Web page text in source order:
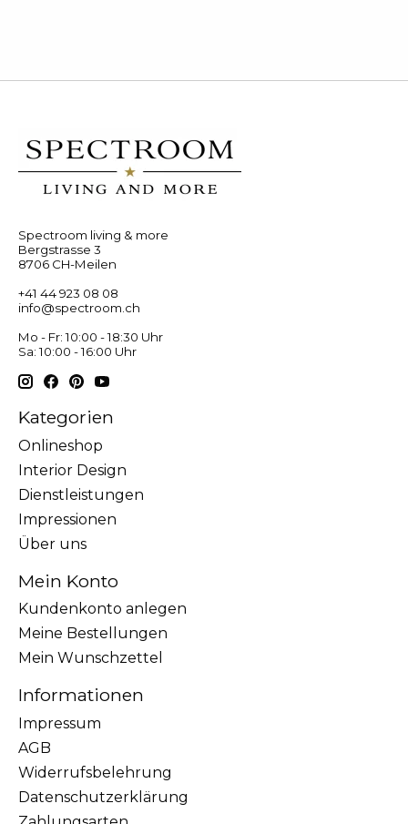
Spectroom living & more
Bergstrasse 3
8706 CH-Meilen
+41 44 923 08 08
info@spectroom.ch
Mo - Fr: 10:00 - 18:30 Uhr
Sa: 10:00 - 16:00 Uhr
Kategorien
Onlineshop
Interior Design
Dienstleistungen
Impressionen
Über uns
Mein Konto
Kundenkonto anlegen
Meine Bestellungen
Mein Wunschzettel
Informationen
Impressum
AGB
Widerrufsbelehrung
Datenschutzerklärung